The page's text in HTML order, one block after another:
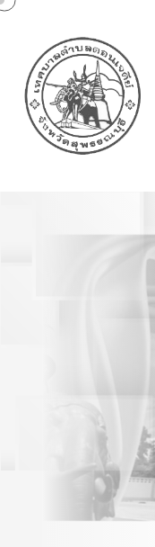
ประกาศ
ดอนเจดี
จำนวนค
การมาท
พนักงาน